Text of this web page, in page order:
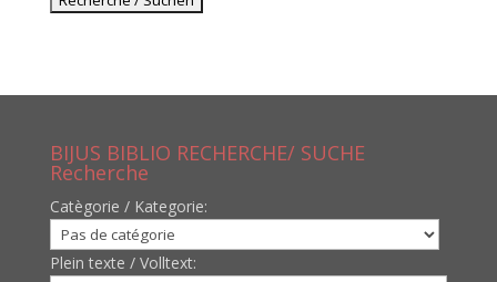
BIJUS BIBLIO RECHERCHE/ SUCHE
Recherche
Catègorie / Kategorie:
Plein texte / Volltext: